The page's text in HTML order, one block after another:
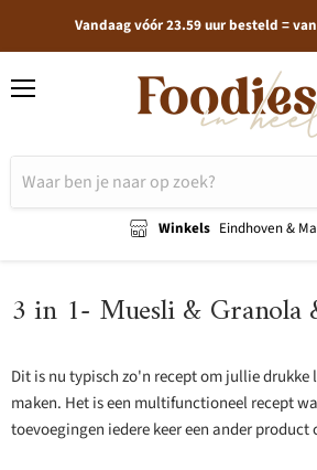
Vandaag vóór 23.59 uur besteld =
Winkels Eindhoven &
3 in 1- Muesli & Granola
Dit is nu typisch zo'n recept om jullie drukke
maken. Het is een multifunctioneel recept
toevoegingen iedere keer een ander product